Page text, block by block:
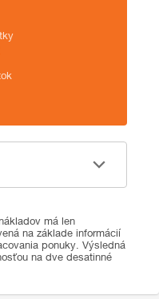
má len
na základe informácií
ponuky. Výsledná
na dve desatinné